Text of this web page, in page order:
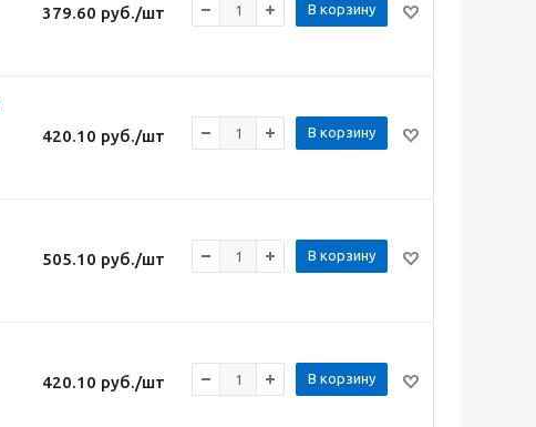
379.60 руб./шт В корзину
420.10 руб./шт В корзину
505.10 руб./шт В корзину
420.10 руб./шт В корзину